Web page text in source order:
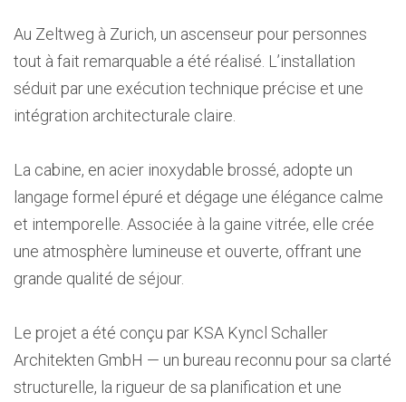
Au Zeltweg à Zurich, un ascenseur pour personnes
tout à fait remarquable a été réalisé. L’installation
séduit par une exécution technique précise et une
intégration architecturale claire.
La cabine, en acier inoxydable brossé, adopte un
langage formel épuré et dégage une élégance calme
et intemporelle. Associée à la gaine vitrée, elle crée
une atmosphère lumineuse et ouverte, offrant une
grande qualité de séjour.
Le projet a été conçu par KSA Kyncl Schaller
Architekten GmbH — un bureau reconnu pour sa clarté
structurelle, la rigueur de sa planification et une